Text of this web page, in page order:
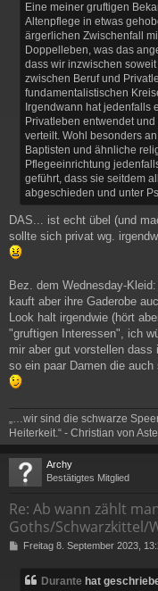
Eine meiner gruftigen
Altenpflege in etwas
ärgerlichen Zwischenfall
Doppelleben, was das
dass wir inzwischen
zwischen Beruf und
fundamentalistischen
Irgendwann hat jedenfalls
Privatleben entwendet
verteilt. Wohl besonders
Baptisten und ähnliche
Pflegeeinrichtung
geführt, dass sie seitdem
abgeschieden und unter
DAS... ist echt übel (und
sollte sich privat wg.
Bez. dem Wednesday-
kauft aber ihre Gaderobe
Look halt irgendwie (hört
"gruftigen Interessen", ich
mir aber gut vorstellen dass
so ein paar Damen die
„…wir sind die schwarze
Heiterkeit.“ - Christian von
Archy
Bestätigtes Mitglied
Re: Ab wann zählt
Goths/Schwarzkittel/
BFreitag 8. September 2023,
Durante hat